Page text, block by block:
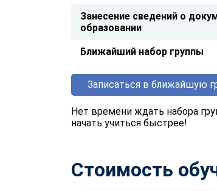
Занесение сведений о
образовании
Ближайший набор группы
Записаться в ближайшую
Нет времени ждать набора
начать учиться быстрее!
Стоимость